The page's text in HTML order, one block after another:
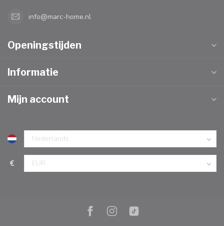
info@marc-home.nl
Openingstijden
Informatie
Mijn account
€